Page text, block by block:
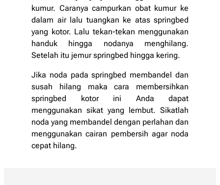
kumur. Caranya campurkan obat kumur ke
dalam air lalu tuangkan ke atas springbed
yang kotor. Lalu tekan-tekan menggunakan
handuk hingga nodanya menghilang.
Setelah itu jemur springbed hingga kering.
Jika noda pada springbed membandel dan
susah hilang maka cara membersihkan
springbed kotor ini Anda dapat
menggunakan sikat yang lembut. Sikatlah
noda yang membandel dengan perlahan dan
menggunakan cairan pembersih agar noda
cepat hilang.